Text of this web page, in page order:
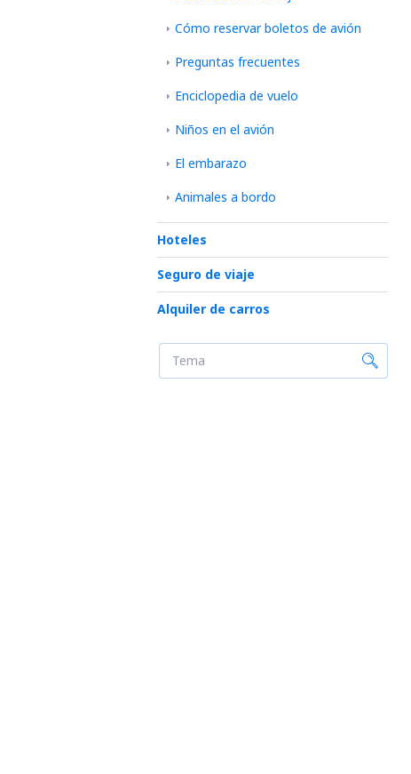
Cómo reservar boletos de avión
Preguntas frecuentes
Enciclopedia de vuelo
Niños en el avión
El embarazo
Animales a bordo
Hoteles
Seguro de viaje
Alquiler de carros